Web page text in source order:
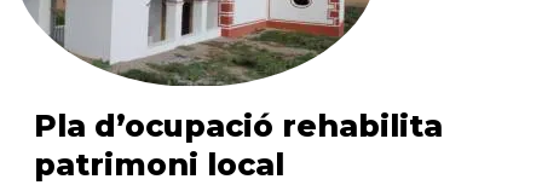
Pla d’ocupació rehabilita
patrimoni local